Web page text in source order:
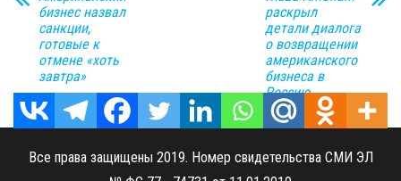
бизнес назвал
санкции,
готовые к
отмене «хоть
завтра»
раскрыл
детали диалога
о возвращении
американского
бизнеса в
Россию
Все права защищены 2019. Номер свидетельства СМИ ЭЛ